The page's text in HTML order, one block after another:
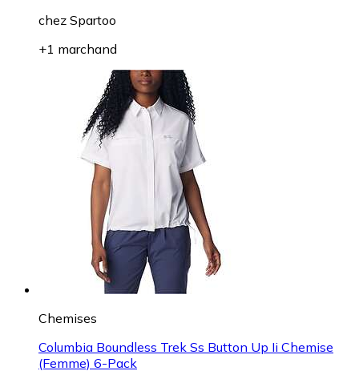
chez Spartoo
+1 marchand
Chemises
Columbia Boundless Trek Ss Button Up Ii Chemise
(Femme) 6-Pack